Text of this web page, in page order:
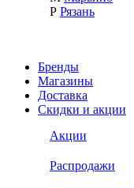
Р Рязань
Бренды
Магазины
Доставка
Скидки и акции
Акции
Распродажи